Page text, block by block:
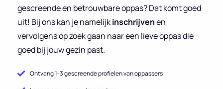
gescreende en betrouwbare oppas? Dat komt goed
uit! Bij ons kan je namelijkinschrijvenen
vervolgens op zoek gaan naar een lieve oppas die
goed bij jouw gezin past.
Ontvang 1-3 gescreende profielen van oppassers